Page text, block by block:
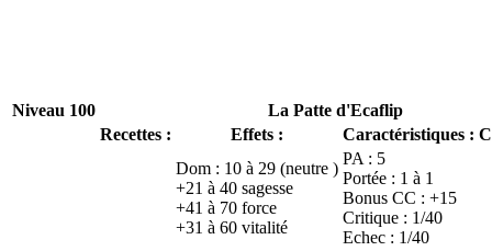
Niveau 100
La Patte d'Ecaflip
Recettes :
Effets : Caractéristiques :
Dom : 10 à 29 (neutre )
+21 à 40 sagesse
+41 à 70 force
+31 à 60 vitalité
PA : 5
Portée : 1 à 1
Bonus CC : +15
Critique : 1/40
Echec : 1/40